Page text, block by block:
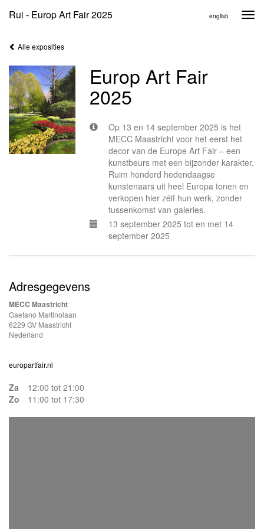
Rui - Europ Art Fair 2025 english
Alle exposities
Europ Art Fair
2025
Op 13 en 14 september 2025 is het
MECC Maastricht voor het eerst het
decor van de Europe Art Fair – een
kunstbeurs met een bijzonder karakter.
Ruim honderd hedendaagse
kunstenaars uit heel Europa tonen en
verkopen hier zélf hun werk, zonder
tussenkomst van galeries.
13 september 2025 tot en met 14
september 2025
Adresgegevens
MECC Maastricht
Gaetano Martinolaan
6229 GV Maastricht
Nederland
europartfair.nl
Za
12:00 tot 21:00
Zo
11:00 tot 17:30